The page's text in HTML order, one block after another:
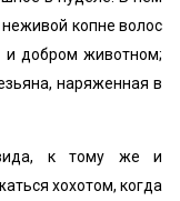
копне волос
и добром животном;
наряженная в
к тому же и
хохотом, когда